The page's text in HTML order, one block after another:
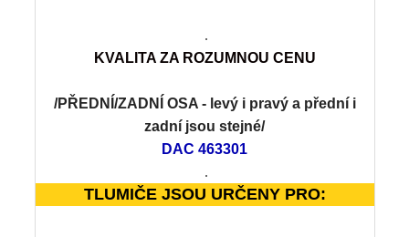
.
KVALITA ZA ROZUMNOU CENU
/PŘEDNÍ/ZADNÍ OSA - levý i pravý a přední i
zadní jsou stejné/
DAC 463301
.
TLUMIČE JSOU URČENY PRO: